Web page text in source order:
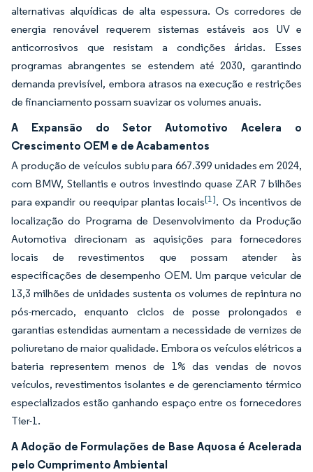
alternativas alquídicas de alta espessura. Os corredores de
energia renovável requerem sistemas estáveis aos UV e
anticorrosivos que resistam a condições áridas. Esses
programas abrangentes se estendem até 2030, garantindo
demanda previsível, embora atrasos na execução e restrições
de financiamento possam suavizar os volumes anuais.
A Expansão do Setor Automotivo Acelera o
Crescimento OEM e de Acabamentos
A produção de veículos subiu para 667.399 unidades em 2024,
com BMW, Stellantis e outros investindo quase ZAR 7 bilhões
para expandir ou reequipar plantas locais[1]. Os incentivos de
localização do Programa de Desenvolvimento da Produção
Automotiva direcionam as aquisições para fornecedores
locais de revestimentos que possam atender às
especificações de desempenho OEM. Um parque veicular de
13,3 milhões de unidades sustenta os volumes de repintura no
pós-mercado, enquanto ciclos de posse prolongados e
garantias estendidas aumentam a necessidade de vernizes de
poliuretano de maior qualidade. Embora os veículos elétricos a
bateria representem menos de 1% das vendas de novos
veículos, revestimentos isolantes e de gerenciamento térmico
especializados estão ganhando espaço entre os fornecedores
Tier-1.
A Adoção de Formulações de Base Aquosa é Acelerada
pelo Cumprimento Ambiental